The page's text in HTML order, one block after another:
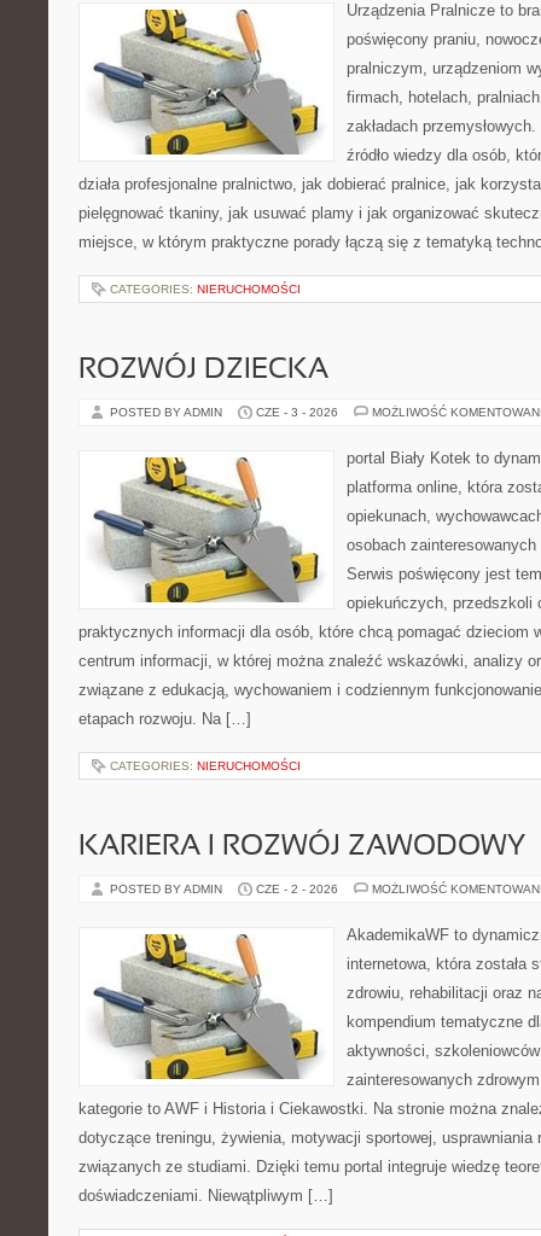
Urządzenia Pralnicze to
poświęcony praniu,
pralniczym, urządzeniom
firmach, hotelach,
zakładach
źródło wiedzy dla osób,
działa profesjonalne pralnictwo, jak dobierać pralnice, jak
pielęgnować tkaniny, jak usuwać plamy i jak organizować
miejsce, w którym praktyczne porady łączą się z tematyką
CATEGORIES: NIERUCHOMOŚCI
ROZWÓJ DZIECKA
POSTED BY ADMIN CZE - 3 - 2026 MOŻLIWOŚĆ
portal Biały Kotek to
platforma online, która
opiekunach,
osobach
Serwis poświęcony jest
opiekuńczych, przedszkoli
praktycznych informacji dla osób, które chcą pomagać dzieciom
centrum informacji, w której można znaleźć wskazówki, analizy
związane z edukacją, wychowaniem i codziennym
etapach rozwoju. Na […]
CATEGORIES: NIERUCHOMOŚCI
KARIERA I ROZWÓJ ZAWODOWY
POSTED BY ADMIN CZE - 2 - 2026 MOŻLIWOŚĆ
AkademikaWF to
internetowa, która została
zdrowiu, rehabilitacji oraz
kompendium tematyczne
aktywności,
zainteresowanych
kategorie to AWF i Historia i Ciekawostki. Na stronie można
dotyczące treningu, żywienia, motywacji sportowej, usprawniania
związanych ze studiami. Dzięki temu portal integruje wiedzę
doświadczeniami. Niewątpliwym […]